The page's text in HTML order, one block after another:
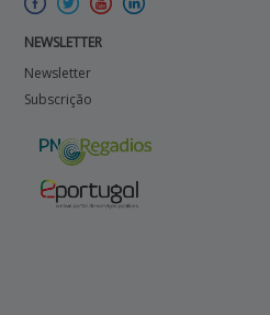
NEWSLETTER
Newsletter
Subscrição